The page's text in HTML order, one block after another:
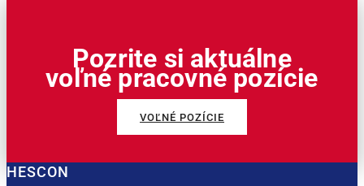
Pozrite si aktuálne
voľné pracovné pozície
VOĽNÉ POZÍCIE
HESCON